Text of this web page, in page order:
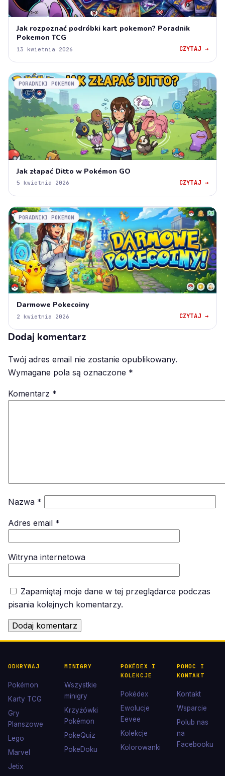
Jak rozpoznać podróbki kart pokemon? Poradnik
Pokemon TCG
13 kwietnia 2026 CZYTAJ →
PORADNIKI POKEMON
Jak złapać Ditto w Pokémon GO
5 kwietnia 2026 CZYTAJ →
PORADNIKI POKEMON
Darmowe Pokecoiny
2 kwietnia 2026 CZYTAJ →
Dodaj komentarz
Twój adres email nie zostanie opublikowany.
Wymagane pola są oznaczone *
Komentarz *
Nazwa *
Adres email *
Witryna internetowa
Zapamiętaj moje dane w tej przeglądarce podczas
pisania kolejnych komentarzy.
ODKRYWAJ
Pokémon
Karty TCG
Gry
Planszowe
Lego
Marvel
Jetix
MINIGRY
Wszystkie
minigry
Krzyżówki
Pokémon
PokeQuiz
PokeDoku
POKÉDEX I
KOLEKCJE
Pokédex
Ewolucje
Eevee
Kolekcje
Kolorowanki
POMOC I
KONTAKT
Kontakt
Wsparcie
Polub nas
na
Facebooku